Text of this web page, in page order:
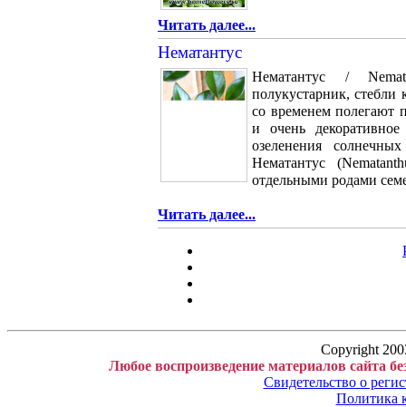
Читать далее...
Нематантус
Нематантус /
полукустарник, стебли
со временем полегают
и очень
озеленения
Нематантус
отдельными родами
Читать далее...
Copyright
Любое воспроизведение материалов сайта
Свидетельство о
Политика